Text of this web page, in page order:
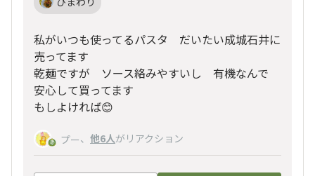
私がいつも使ってるパスタ だいたい成城石井に
売ってます
乾麺ですが ソース絡みやすいし 有機なんで
安心して買ってます
もしよければ😊
プー、 他6人がリアクション